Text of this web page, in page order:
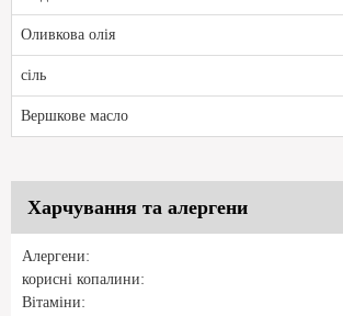
Оливкова олія
сіль
Вершкове масло
Харчування та алергени
Алергени:
корисні копалини:
Вітаміни: